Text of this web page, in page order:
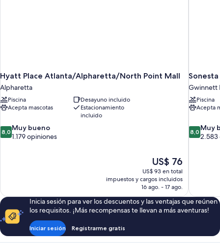
Hyatt Place Atlanta/Alpharetta/North Point Mall
Alpharetta
Piscina
Desayuno incluido
Acepta mascotas
Estacionamiento
incluido
8.0
de
8,0 Muy bueno
1.179 opiniones
El
precio
actual
es
de
US$ 76
US$ 76
US$ 93 en total
impuestos y cargos incluidos
16 ago. - 17 ago.
Gwinnett
Piscina
Acepta
8.0
de
8,0 Muy
2.583
Inicia sesión para ver los descuentos y las ventajas que reúnen
los requisitos. ¡Más recompensas te llevan a más aventuras!
Iniciar sesión Registrarme gratis